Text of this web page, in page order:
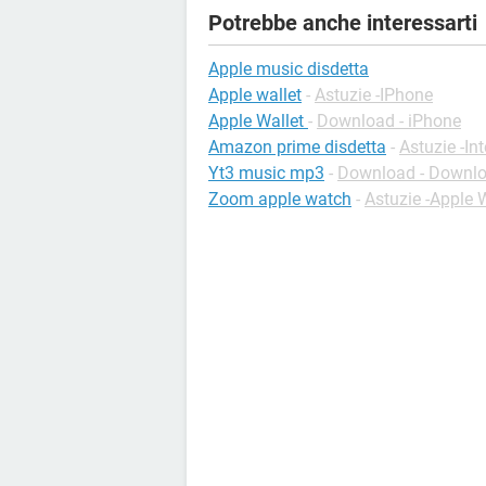
Potrebbe anche interessarti
Apple music disdetta
Apple wallet - Astuzie -IPhone
Apple Wallet - Download - iPhone
Amazon prime disdetta - Astuzie -
Yt3 music mp3 - Download -
Zoom apple watch - Astuzie -Apple